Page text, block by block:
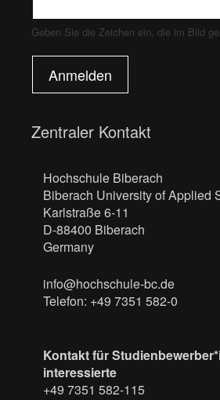
Geben Sie die Zeichen ein, die im Bild
Anmelden
Zentraler Kontakt
Hochschule Biberach
Biberach University of Applied
Karlstraße 6-11
D-88400 Biberach
Germany
info@hochschule-bc.de
Telefon: +49 7351 582-0
Kontakt für
interessierte
+49 7351 582-115